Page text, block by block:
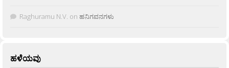
Raghuramu N.V. on ಹನಿಗವನಗಳು
ಹಳೆಯವು